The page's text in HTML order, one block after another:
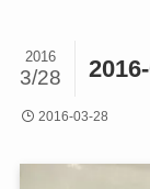
2016
3/28
2016-03-28